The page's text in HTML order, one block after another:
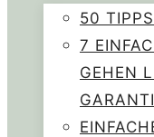
50
7
GEHEN